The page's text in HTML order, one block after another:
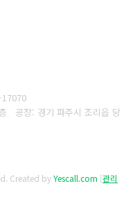
공장: 경기 파주시 조리읍 당
Created byYescall.com [관리